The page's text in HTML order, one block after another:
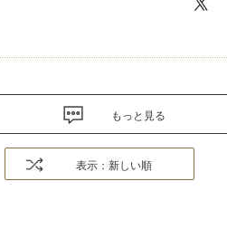
もっと見る
表示：新しい順